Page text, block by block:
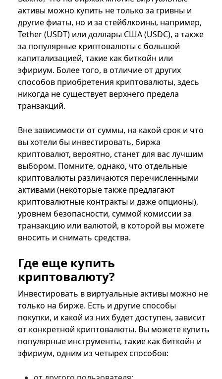
активы можно купить не только за гривны и
другие фиаты, но и за стейблкоины, например,
Tether (USDT) или доллары США (USDC), а также
за популярные криптовалюты с большой
капитализацией, такие как биткойн или
эфириум. Более того, в отличие от других
способов приобретения криптовалюты, здесь
никогда не существует верхнего предела
транзакций.
Вне зависимости от суммы, на какой срок и что
вы хотели бы инвестировать, биржа
криптовалют, вероятно, станет для вас лучшим
выбором. Помните, однако, что отдельные
криптовалюты различаются перечисленными
активами (некоторые также предлагают
криптовалютные контракты и даже опционы),
уровнем безопасности, суммой комиссии за
транзакцию или валютой, в которой вы можете
вносить и снимать средства.
Где еще купить
криптовалюту?
Инвестировать в виртуальные активы можно не
только на бирже. Есть и другие способы
покупки, и какой из них будет доступен, зависит
от конкретной криптовалюты. Вы можете купить
популярные инструменты, такие как биткойн и
эфириум, одним из четырех способов: